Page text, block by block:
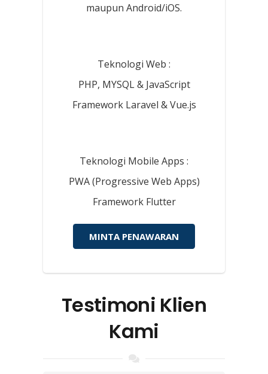
maupun Android/iOS.
Teknologi Web :
PHP, MYSQL & JavaScript
Framework Laravel & Vue.js
Teknologi Mobile Apps :
PWA (Progressive Web Apps)
Framework Flutter
MINTA PENAWARAN
Testimoni Klien
Kami